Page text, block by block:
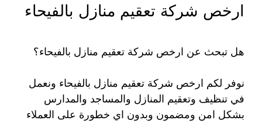
ارخص شركة تعقيم منازل بالفيحاء
هل تبحث عن ارخص شركة تعقيم منازل بالفيحاء؟
نوفر لكم ارخص شركة تعقيم منازل بالفيحاء ونعمل
في تنظيف وتعقيم المنازل والمساجد والمدارس
بشكل امن ومضمون وبدون اي خطورة على العملاء